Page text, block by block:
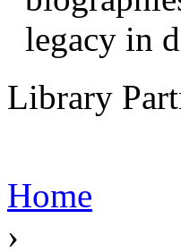
legacy in
Library
Home
›